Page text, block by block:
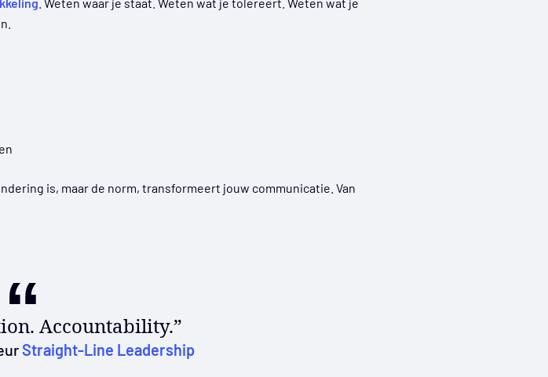
is, maar de norm, transformeert jouw communicatie. Van
Accountability.”
Straight-Line Leadership